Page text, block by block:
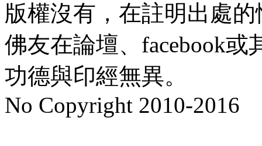
版權沒有，在註明出處
佛友在論壇、facebook
功德與印經無異。
No Copyright 2010-2016